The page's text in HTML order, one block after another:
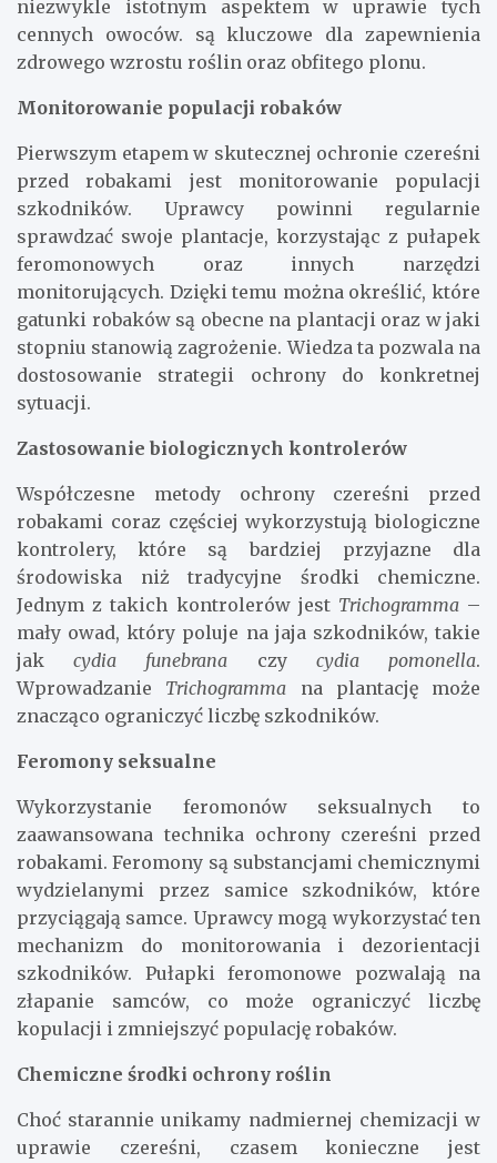
niezwykle istotnym aspektem w uprawie tych
cennych owoców. są kluczowe dla zapewnienia
zdrowego wzrostu roślin oraz obfitego plonu.
Monitorowanie populacji robaków
Pierwszym etapem w skutecznej ochronie czereśni
przed robakami jest monitorowanie populacji
szkodników. Uprawcy powinni regularnie
sprawdzać swoje plantacje, korzystając z pułapek
feromonowych oraz innych narzędzi
monitorujących. Dzięki temu można określić, które
gatunki robaków są obecne na plantacji oraz w jaki
stopniu stanowią zagrożenie. Wiedza ta pozwala na
dostosowanie strategii ochrony do konkretnej
sytuacji.
Zastosowanie biologicznych kontrolerów
Współczesne metody ochrony czereśni przed
robakami coraz częściej wykorzystują biologiczne
kontrolery, które są bardziej przyjazne dla
środowiska niż tradycyjne środki chemiczne.
Jednym z takich kontrolerów jest Trichogramma–
mały owad, który poluje na jaja szkodników, takie
jakcydia funebrana czy cydia pomonella.
Wprowadzanie Trichogramma na plantację może
znacząco ograniczyć liczbę szkodników.
Feromony seksualne
Wykorzystanie feromonów seksualnych to
zaawansowana technika ochrony czereśni przed
robakami. Feromony są substancjami chemicznymi
wydzielanymi przez samice szkodników, które
przyciągają samce. Uprawcy mogą wykorzystać ten
mechanizm do monitorowania i dezorientacji
szkodników. Pułapki feromonowe pozwalają na
złapanie samców, co może ograniczyć liczbę
kopulacji i zmniejszyć populację robaków.
Chemiczne środki ochrony roślin
Choć starannie unikamy nadmiernej chemizacji w
uprawie czereśni, czasem konieczne jest